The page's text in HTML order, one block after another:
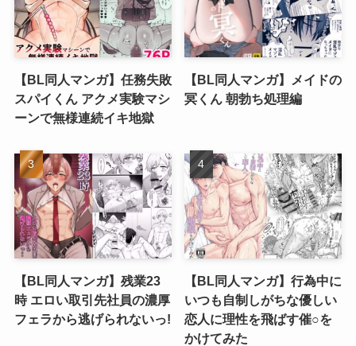
【BL同人マンガ】任務失敗
スパイくん アクメ実験マシ
ーンで無様連続イキ地獄
【BL同人マンガ】メイドの
冥くん 朝勃ち処理編
【BL同人マンガ】残業23
時 エロい取引先社員の濃厚
フェラから逃げられないっ!
【BL同人マンガ】行為中に
いつも自制しがちな優しい
恋人に理性を飛ばす催○を
かけてみた